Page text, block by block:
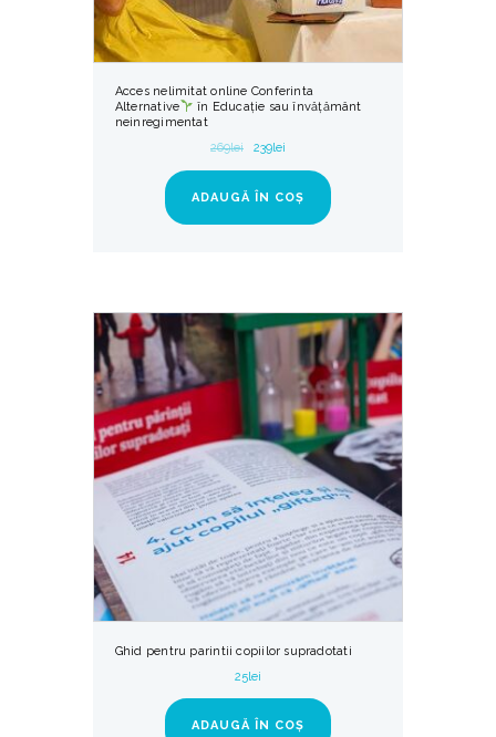
Acces nelimitat online Conferinta
Alternative
în Educație sau învățământ
neinregimentat
269lei 239lei
ADAUGĂ ÎN COȘ
Ghid pentru parintii copiilor supradotati
25lei
ADAUGĂ ÎN COȘ